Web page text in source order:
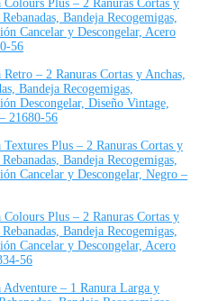
Colours Plus – 2 Ranuras Cortas y
Bandeja Recogemigas,
Cancelar y Descongelar, Acero
56
– 2 Ranuras Cortas y Anchas,
Bandeja Recogemigas,
Descongelar, Diseño Vintage,
21680-56
Plus – 2 Ranuras Cortas y
Bandeja Recogemigas,
Cancelar y Descongelar, Negro –
Colours Plus – 2 Ranuras Cortas y
Bandeja Recogemigas,
Cancelar y Descongelar, Acero
56
Adventure – 1 Ranura Larga y